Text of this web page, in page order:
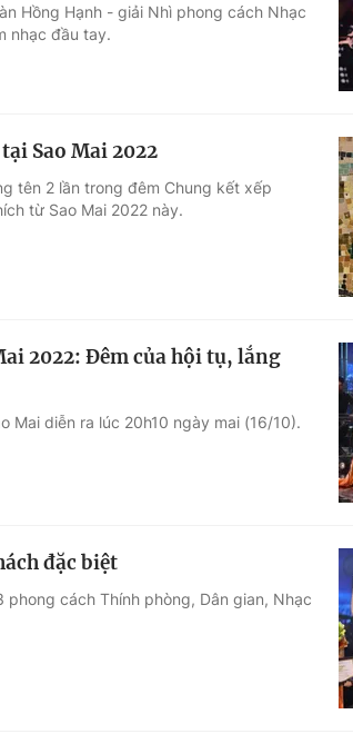
Hồng Hạnh - giải Nhì phong cách Nhạc
nhạc đầu tay.
Sao Mai 2022
tên 2 lần trong đêm Chung kết xếp
từ Sao Mai 2022 này.
2022: Đêm của hội tụ, lắng
Mai diễn ra lúc 20h10 ngày mai (16/10).
đặc biệt
cách Thính phòng, Dân gian, Nhạc